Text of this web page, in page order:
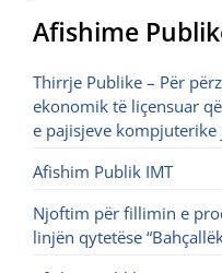
Afishime
Thirrje Publike – Për
ekonomik të liçensuar
e pajisjeve
Afishim Publik IMT
Njoftim për fillimin e
linjën qytetëse